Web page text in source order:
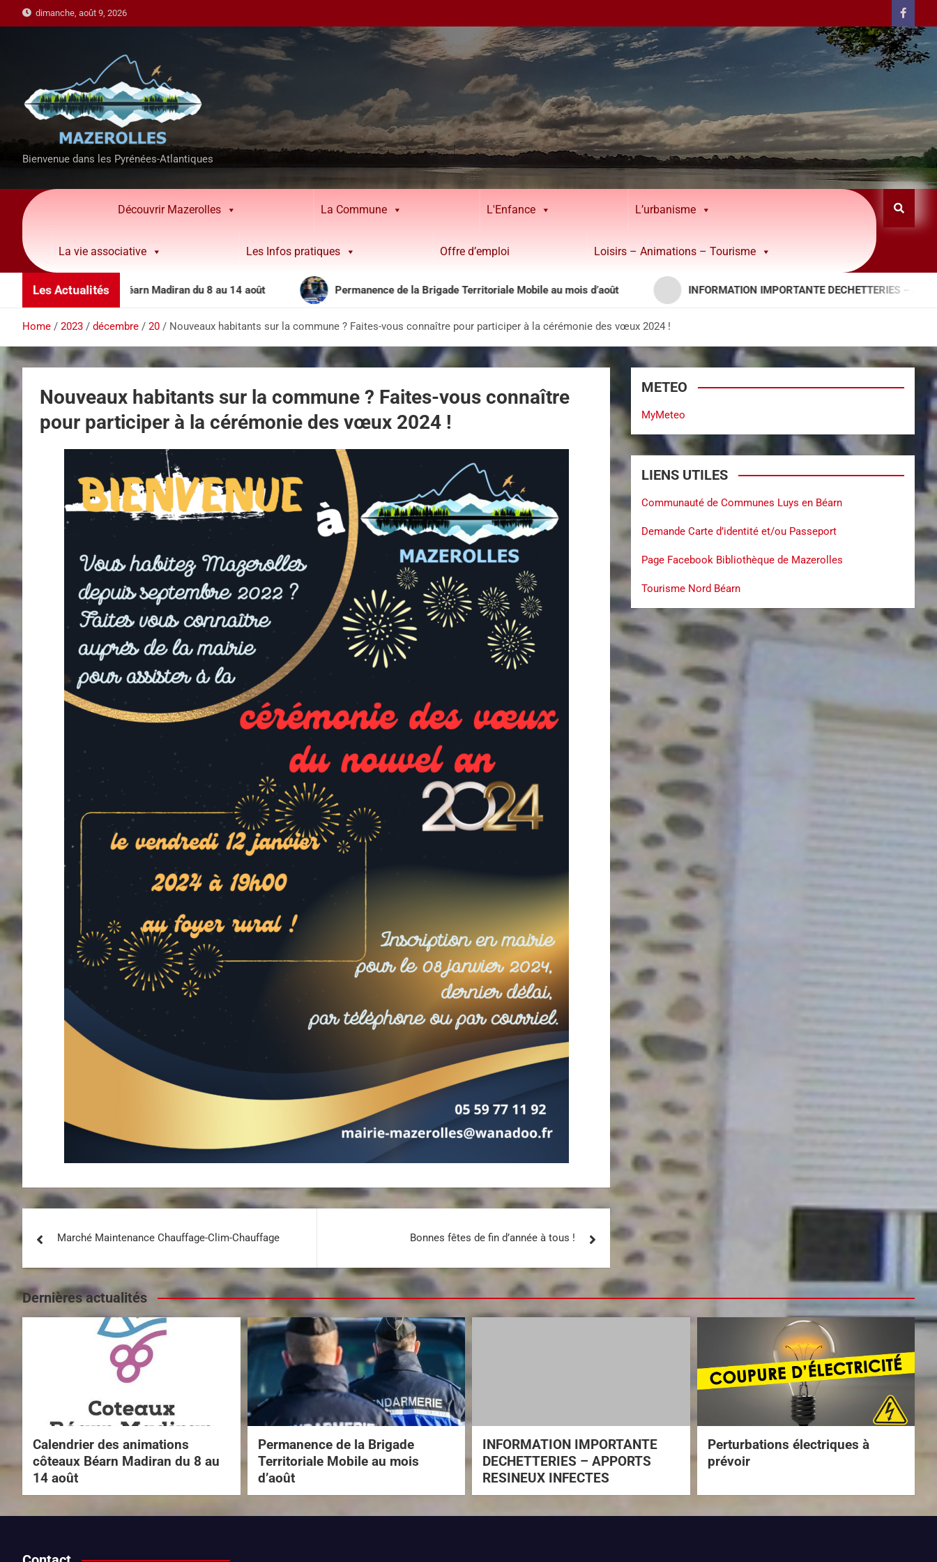
dimanche, août 9, 2026
Bienvenue dans les Pyrénées-Atlantiques
Découvrir Mazerolles La Commune L'Enfance L’urbanisme
La vie associative Les Infos pratiques Offre d’emploi Loisirs – Animations – Tourisme
Les Actualités
côteaux Béarn Madiran du 8 au 14 août Permanence de la Brigade Territoriale Mobile au mois d’août INFORMATION IMPORTANTE DECHETTERIES – APPORTS
Home 2023 décembre 20 Nouveaux habitants sur la commune ? Faites-vous connaître pour participer à la cérémonie des vœux 2024 !
Nouveaux habitants sur la commune ? Faites-vous connaître
pour participer à la cérémonie des vœux 2024 !
Marché Maintenance Chauffage-Clim-Chauffage Bonnes fêtes de fin d’année à tous !
METEO
MyMeteo
LIENS UTILES
Communauté de Communes Luys en Béarn
Demande Carte d’identité et/ou Passeport
Page Facebook Bibliothèque de Mazerolles
Tourisme Nord Béarn
Dernières actualités
Calendrier des animations
côteaux Béarn Madiran du 8 au
14 août
Permanence de la Brigade
Territoriale Mobile au mois
d’août
INFORMATION IMPORTANTE
DECHETTERIES – APPORTS
RESINEUX INFECTES
Perturbations électriques à
prévoir